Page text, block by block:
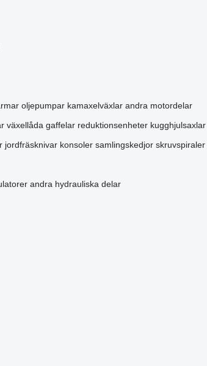
oljepumpar kamaxelväxlar andra motordelar
växellåda gaffelar reduktionsenheter kugghjulsaxlar
jordfräsknivar konsoler samlingskedjor skruvspiraler
andra hydrauliska delar